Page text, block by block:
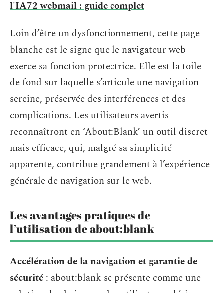
l'IA72 webmail : guide complet
Loin d’être un dysfonctionnement, cette page
blanche est le signe que le navigateur web
exerce sa fonction protectrice. Elle est la toile
de fond sur laquelle s’articule une navigation
sereine, préservée des interférences et des
complications. Les utilisateurs avertis
reconnaîtront en ‘About:Blank’ un outil discret
mais efficace, qui, malgré sa simplicité
apparente, contribue grandement à l’expérience
générale de navigation sur le web.
Les avantages pratiques de
l’utilisation de about:blank
Accélération de la navigation et garantie de
sécurité : about:blank se présente comme une